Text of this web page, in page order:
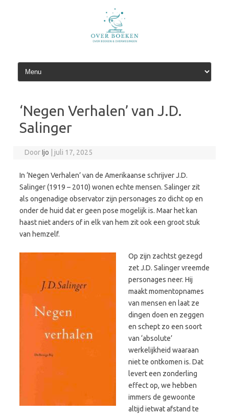
‘Negen Verhalen’ van J.D.
Salinger
DoorIjo juli 17, 2025
In ‘Negen Verhalen’ van de Amerikaanse schrijver J.D.
Salinger (1919 – 2010) wonen echte mensen. Salinger zit
als ongenadige observator zijn personages zo dicht op en
onder de huid dat er geen pose mogelijk is. Maar het kan
haast niet anders of in elk van hem zit ook een groot stuk
van hemzelf.
Op zijn zachtst gezegd
zet J.D. Salinger vreemde
personages neer. Hij
maakt momentopnames
van mensen en laat ze
dingen doen en zeggen
en schept zo een soort
van ‘absolute’
werkelijkheid waaraan
niet te ontkomen is. Dat
levert een zonderling
effect op, we hebben
immers de gewoonte
altijd ietwat afstand te